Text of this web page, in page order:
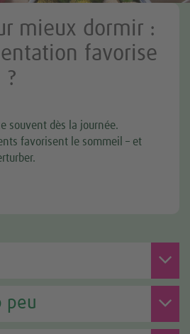
mieux dormir :
favorise
?
souvent dès la journée.
favorisent le sommeil – et
peu